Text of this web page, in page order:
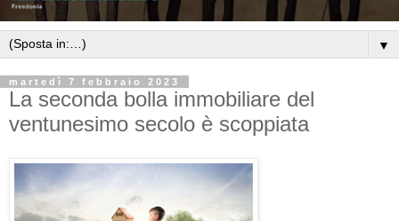
▼
martedì 7 febbraio 2023
La seconda bolla immobiliare del
ventunesimo secolo è scoppiata